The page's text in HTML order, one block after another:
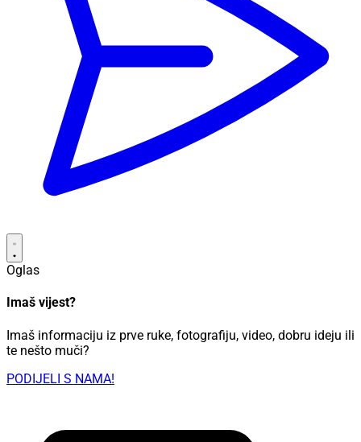
Oglas
Imaš vijest?
Imaš informaciju iz prve ruke, fotografiju, video, dobru ideju ili
te nešto muči?
PODIJELI S NAMA!